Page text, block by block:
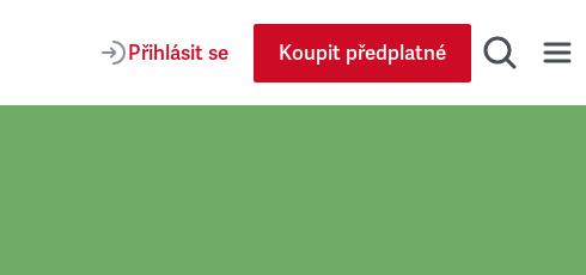
Přihlásit se Koupit předplatné